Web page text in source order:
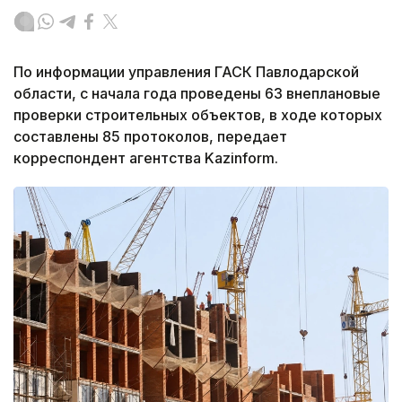
По информации управления ГАСК Павлодарской
области, с начала года проведены 63 внеплановые
проверки строительных объектов, в ходе которых
составлены 85 протоколов, передает
корреспондент агентства Kazinform.